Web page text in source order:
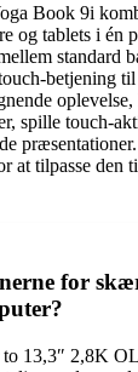
Book 9i
og tablets i én
standard
betjening
spille touch-
at tilpasse den
for
13,3″ 2,8K